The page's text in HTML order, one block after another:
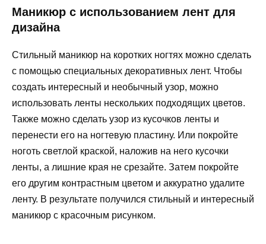
Маникюр с использованием лент для
дизайна
Стильный маникюр на коротких ногтях можно сделать
с помощью специальных декоративных лент. Чтобы
создать интересный и необычный узор, можно
использовать ленты нескольких подходящих цветов.
Также можно сделать узор из кусочков ленты и
перенести его на ногтевую пластину. Или покройте
ноготь светлой краской, наложив на него кусочки
ленты, а лишние края не срезайте. Затем покройте
его другим контрастным цветом и аккуратно удалите
ленту. В результате получился стильный и интересный
маникюр с красочным рисунком.